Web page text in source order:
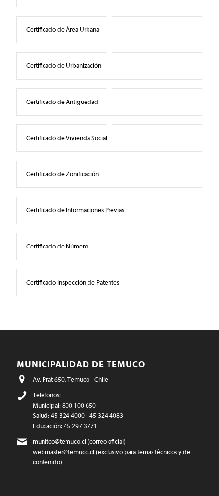
Certificado de Área Urbana
Certificado de Urbanización
Certificado de Antigüedad
Certificado de Vivienda Social
Certificado de Zonificación
Certificado de Informaciones Previas
Certificado de Número
Certificado Inspección de Patentes
MUNICIPALIDAD DE TEMUCO
Av. Prat 650, Temuco - Chile
Teléfonos:
Municipal: 800 100 650
Salud: 45 324 4000 - 45 324 4083
Educación: 45 297 3771
munitco@temuco.cl(correo oficial)
webmaster@temuco.cl(exclusivo para temas técnicos y de
contenido)